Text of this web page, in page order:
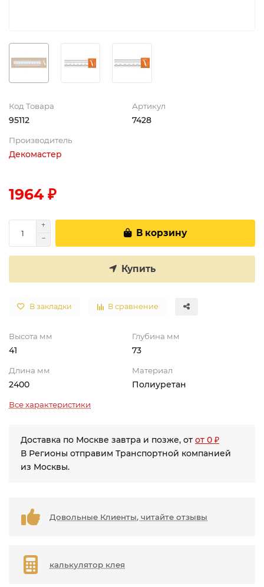
Код Товара
95112
Артикул
7428
Производитель
Декомастер
1964 ₽
В корзину
Купить
В закладки В сравнение
Высота мм
41
Глубина мм
73
Длина мм
2400
Материал
Полиуретан
Все характеристики
Доставка по Москве завтра и позже, от от 0 ₽
В Регионы отправим Транспортной компанией
из Москвы.
Довольные Клиенты, читайте отзывы
калькулятор клея